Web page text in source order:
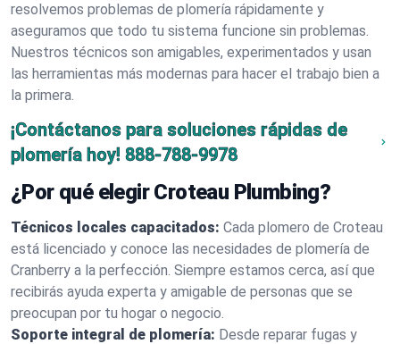
resolvemos problemas de plomería rápidamente y
aseguramos que todo tu sistema funcione sin problemas.
Nuestros técnicos son amigables, experimentados y usan
las herramientas más modernas para hacer el trabajo bien a
la primera.
¡Contáctanos para soluciones rápidas de
plomería hoy! 888-788-9978
¿Por qué elegir Croteau Plumbing?
Técnicos locales capacitados: Cada plomero de Croteau
está licenciado y conoce las necesidades de plomería de
Cranberry a la perfección. Siempre estamos cerca, así que
recibirás ayuda experta y amigable de personas que se
preocupan por tu hogar o negocio.
Soporte integral de plomería: Desde reparar fugas y